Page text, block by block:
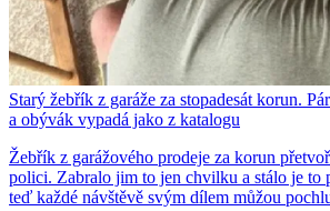
Starý žebřík z garáže za stopadesát korun.
a obývák vypadá jako z katalogu
Žebřík z garážového prodeje za korun
polici. Zabralo jim to jen chvilku a stálo je to
teď každé návštěvě svým dílem můžou